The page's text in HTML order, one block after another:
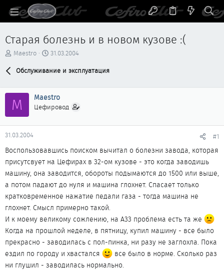
Старая болезнь и в новом кузове :(
А
т
е
м
ы
Maestro
Д
т
а
ч
л
31.03.2004
Обслуживание и эксплуатация
M Maestro
Цефировод
31.03.2004 #1
Воспользовавшись поиском вычитал о болезни завода, которая
присутсвует на Цефирах в 32-ом кузове - это когда заводишь
машину, она заводится, обороты подымаются до 1500 или выше,
а потом падают до нуля и машина глохнет. Спасает только
кратковременное нажатие педали газа - тогда машина не
глохнет. Смысл примерно такой.
И к моему великому сожлению, на A33 проблема есть та же
Когда на прошлой неделе, в пятницу, купил машину - все было
прекрасно - заводилась с пол-пинка, ни разу не заглохла. Пока
ездил по городу и хвастался
все было в норме. Сколько раз
ни глушил - заводилась нормально.